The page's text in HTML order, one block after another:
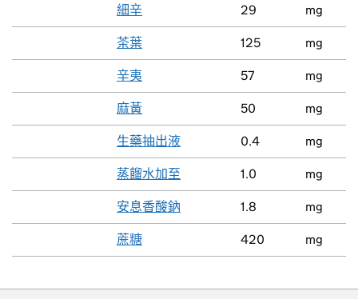
細辛 29 mg
茶葉 125 mg
辛夷 57 mg
麻黃 50 mg
生藥抽出液 0.4 mg
蒸餾水加至 1.0 mg
安息香酸鈉 1.8 mg
蔗糖 420 mg